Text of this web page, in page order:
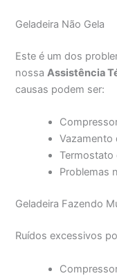
Geladeira Não Gela
Este é um dos
nossaAssistência
causas podem ser:
Vazamento
Termostato
Problemas
Geladeira Fazendo
Ruídos excessivos